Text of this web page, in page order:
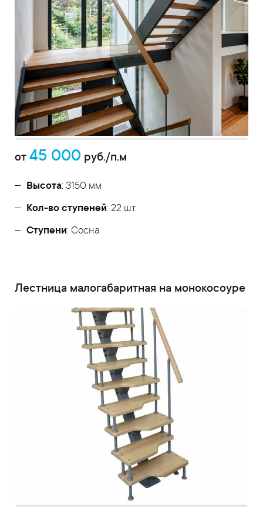
от 45 000 руб./п.м
Высота: 3150 мм
Кол-во ступеней: 22 шт.
Ступени: Сосна
Лестница малогабаритная на монокосоуре